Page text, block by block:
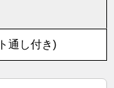
通し付き)